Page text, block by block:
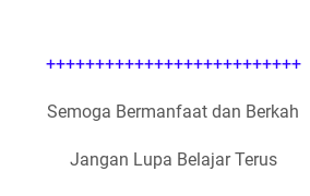
++++++++++++++++++++++++++
Semoga Bermanfaat dan Berkah
Jangan Lupa Belajar Terus